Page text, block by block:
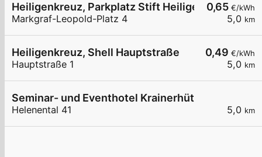
0,65 €/kWh
5,0 km
Heiligenkreuz, Parkplatz Stift Heiligenkreuz
Markgraf-Leopold-Platz 4
0,49 €/kWh
5,0 km
Heiligenkreuz, Shell Hauptstraße
Hauptstraße 1
5,0 km
Seminar- und Eventhotel Krainerhütte
Helenental 41